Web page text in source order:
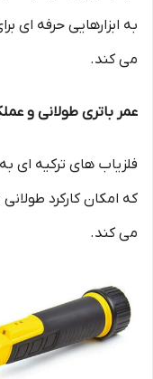
به ابزارهایی حرفه ای
می کند.
عمر باتری طولانی و
فلزیاب های ترکیه ای
که امکان کارکرد
می کند.